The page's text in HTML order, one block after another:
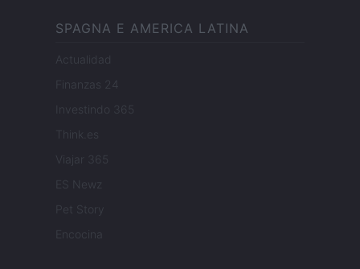
SPAGNA E AMERICA LATINA
Actualidad
Finanzas 24
Investindo 365
Think.es
Viajar 365
ES Newz
Pet Story
Encocina